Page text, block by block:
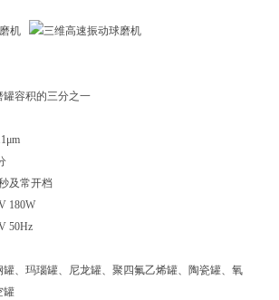
容积的三分之一
及常开档
180W
50Hz
、玛瑙罐、尼龙罐、聚四氟乙烯罐、陶瓷罐、氧
罐